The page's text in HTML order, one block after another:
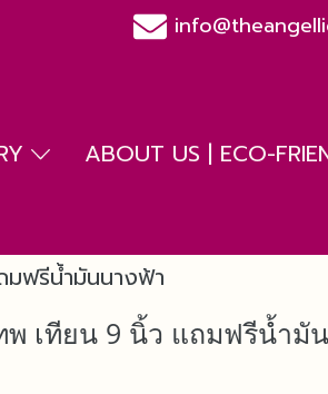
ABOUT US | ECO-
มฟรีน้ำมันนางฟ้า
พ เทียน 9 นิ้ว แถมฟรีน้ำมั